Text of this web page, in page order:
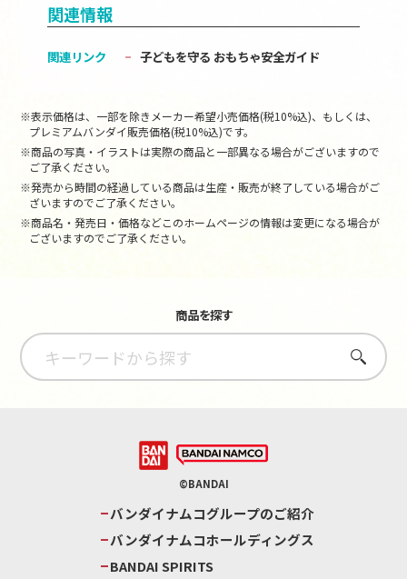
関連情報
関連リンク 子どもを守る おもちゃ安全ガイド
※表示価格は、一部を除きメーカー希望小売価格(税10%込)、もしくは、
プレミアムバンダイ販売価格(税10%込)です。
※商品の写真・イラストは実際の商品と一部異なる場合がございますので
ご了承ください。
※発売から時間の経過している商品は生産・販売が終了している場合がご
ざいますのでご了承ください。
※商品名・発売日・価格などこのホームページの情報は変更になる場合が
ございますのでご了承ください。
商品を探す
さがす
©BANDAI
バンダイナムコグループのご紹介
バンダイナムコホールディングス
BANDAI SPIRITS